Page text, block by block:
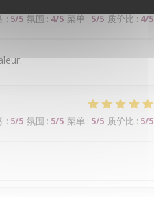
: 5/5 氛围 : 4/5 菜单 : 5/5 质价比 : 4/5
: 5/5 氛围 : 5/5 菜单: 5/5 质价比 : 5/5